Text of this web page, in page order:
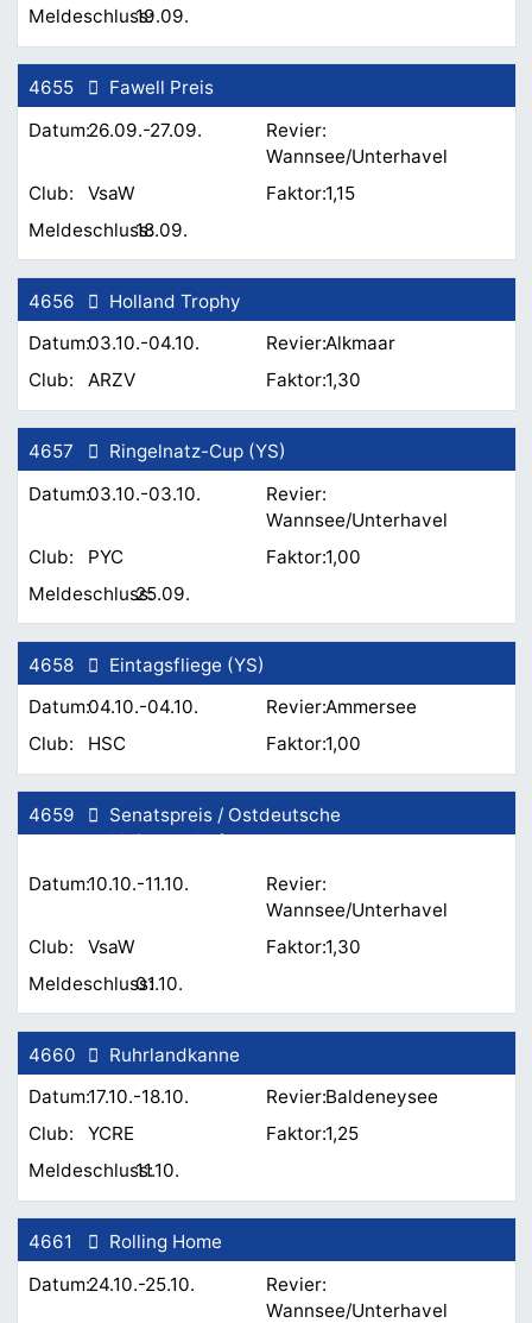
19.09.
4655
26.09.-27.09.
Fawell Preis
Wannsee/Unterhavel
VsaW
1,15
18.09.
4656
03.10.-04.10.
Holland Trophy
Alkmaar
ARZV
1,30
4657
03.10.-03.10.
Ringelnatz-Cup (YS)
Wannsee/Unterhavel
PYC
1,00
25.09.
4658
04.10.-04.10.
Eintagsfliege (YS)
Ammersee
HSC
1,00
4659
10.10.-11.10.
Senatspreis / Ostdeutsche
Meisterschaft
Wannsee/Unterhavel
VsaW
1,30
01.10.
4660
17.10.-18.10.
Ruhrlandkanne
Baldeneysee
YCRE
1,25
11.10.
4661
24.10.-25.10.
Rolling Home
Wannsee/Unterhavel